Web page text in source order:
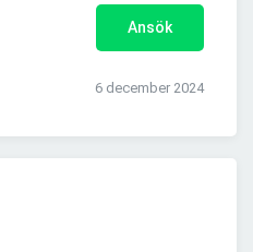
Ansök
6 december 2024